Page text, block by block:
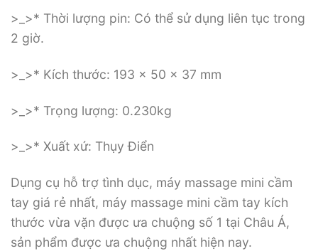
>_>* Thời lượng pin: Có thể sử dụng liên tục trong
2 giờ.
>_>* Kích thước: 193 x 50 x 37 mm
>_>* Trọng lượng: 0.230kg
>_>* Xuất xứ: Thụy Điển
Dụng cụ hỗ trợ tình dục, máy massage mini cầm
tay giá rẻ nhất, máy massage mini cầm tay kích
thước vừa vặn được ưa chuộng số 1 tại Châu Á,
sản phẩm được ưa chuộng nhất hiện nay.